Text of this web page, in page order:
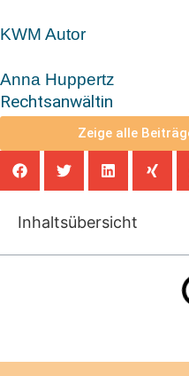
KWM Autor
Anna Huppertz
Rechtsanwältin
Zeige alle
Inhaltsübersicht